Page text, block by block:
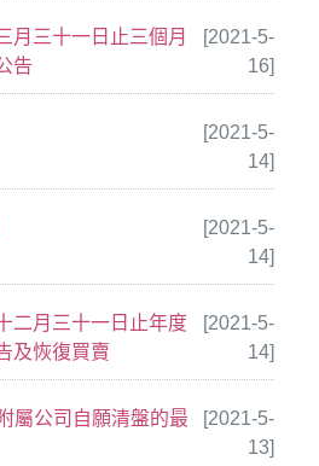
月三十一日止三個月
告
[2021-5-
16]
[2021-5-
14]
[2021-5-
14]
二月三十一日止年度
及恢復買賣
[2021-5-
14]
屬公司自願清盤的最
[2021-5-
13]